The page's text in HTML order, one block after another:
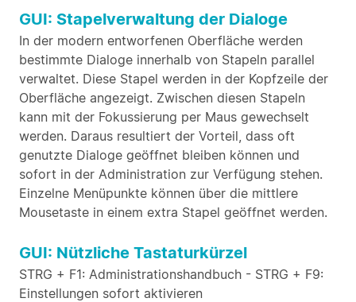
GUI: Stapelverwaltung der Dialoge
In der modern entworfenen Oberfläche werden
bestimmte Dialoge innerhalb von Stapeln parallel
verwaltet. Diese Stapel werden in der Kopfzeile der
Oberfläche angezeigt. Zwischen diesen Stapeln
kann mit der Fokussierung per Maus gewechselt
werden. Daraus resultiert der Vorteil, dass oft
genutzte Dialoge geöffnet bleiben können und
sofort in der Administration zur Verfügung stehen.
Einzelne Menüpunkte können über die mittlere
Mousetaste in einem extra Stapel geöffnet werden.
GUI: Nützliche Tastaturkürzel
STRG + F1: Administrationshandbuch - STRG + F9:
Einstellungen sofort aktivieren